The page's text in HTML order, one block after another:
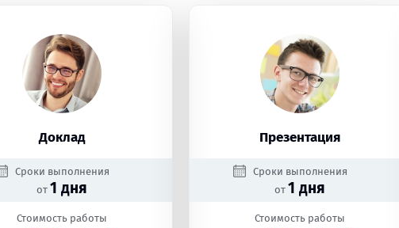
Доклад
Сроки выполнения
от 1 дня
Стоимость работы
Презентация
Сроки выполнения
от 1 дня
Стоимость работы